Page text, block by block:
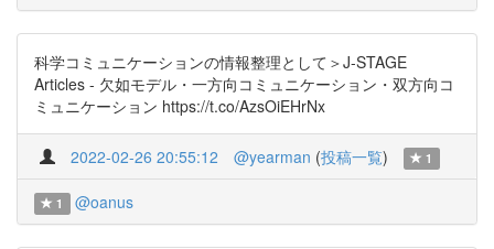
科学コミュニケーションの情報整理として＞J-STAGE
Articles - 欠如モデル・一方向コミュニケーション・双方向コ
ミュニケーション https://t.co/AzsOiEHrNx
2022-02-26 20:55:12 @yearman (投稿一覧) 1
1 @oanus